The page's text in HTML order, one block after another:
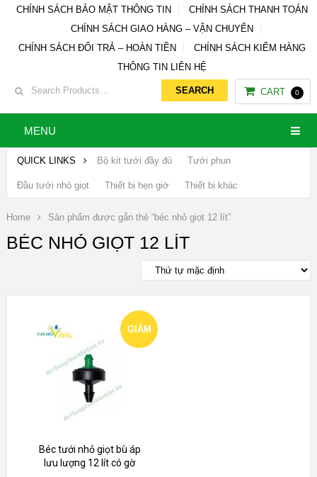
CHÍNH SÁCH BẢO MẬT THÔNG TIN
CHÍNH SÁCH THANH TOÁN
CHÍNH SÁCH GIAO HÀNG – VẬN CHUYỂN
CHÍNH SÁCH ĐỔI TRẢ – HOÀN TIỀN
CHÍNH SÁCH KIỂM HÀNG
THÔNG TIN LIÊN HỆ
CART 0
MENU
QUICK LINKS Bộ kit tưới đầy đủ Tưới phun
Đầu tưới nhỏ giọt Thiết bị hẹn giờ Thiết bị khác
Home Sản phẩm được gắn thẻ “béc nhỏ giọt 12 lít”
BÉC NHỎ GIỌT 12 LÍT
GIẢM
Béc tưới nhỏ giọt bù áp
lưu lượng 12 lít có gờ